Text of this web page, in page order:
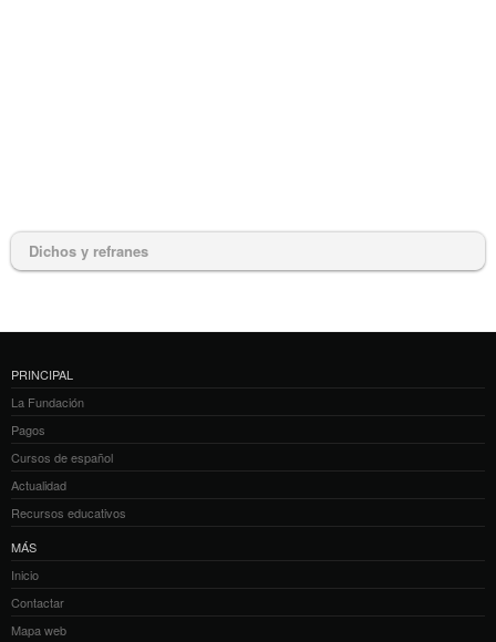
Dichos y refranes
PRINCIPAL
La Fundación
Pagos
Cursos de español
Actualidad
Recursos educativos
MÁS
Inicio
Contactar
Mapa web